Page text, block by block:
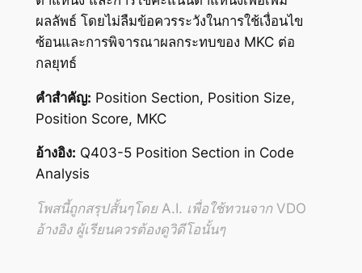
ผลลัพธ์ โดยไม่ลืมข้อควรระวังในการใช้เงื่อนไข
ซ้อนและการพิจารณาผลกระทบของ MKC ต่อ
กลยุทธ์
คำสำคัญ: Position Section, Position Size,
Position Score, MKC
อ้างอิง: Q403-5 Position Section in Code
Analysis
โพสนี้ถูกสรุปสั้นๆโดย A.I. เพื่อใช้ทวนจาก VDO
อ้างอิง ผู้เรียนควรต้องดูวิดีโอนั้นๆ